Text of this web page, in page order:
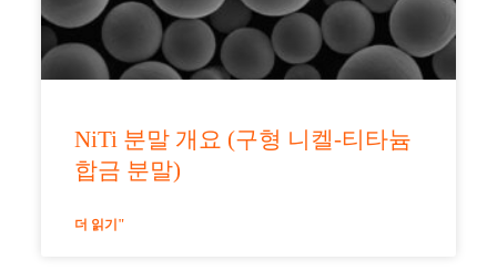
NiTi 분말 개요 (구형 니켈-티타늄
합금 분말)
더 읽기"